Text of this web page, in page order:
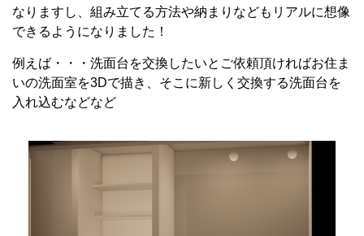
なりますし、組み立てる方法や納まりなどもリアルに想像
できるようになりました！
例えば・・・洗面台を交換したいとご依頼頂ければお住ま
いの洗面室を3Dで描き、そこに新しく交換する洗面台を
入れ込むなどなど